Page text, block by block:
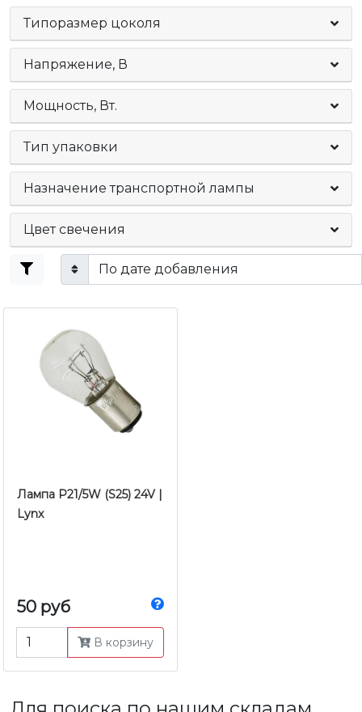
Типоразмер цоколя
Напряжение, В
Мощность, Вт.
Тип упаковки
Назначение транспортной лампы
Цвет свечения
Лампа P21/5W (S25) 24V |
Lynx
50 руб
В корзину